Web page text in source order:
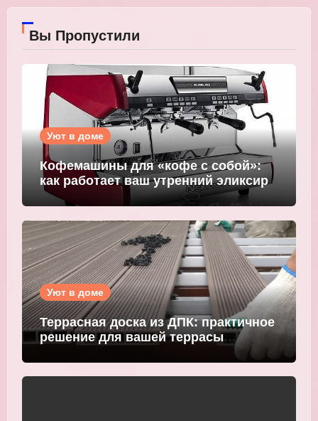
Вы Пропустили
Уют в доме
Кофемашины для «кофе с собой»:
как работает ваш утренний эликсир
Уют в доме
Террасная доска из ДПК: практичное
решение для вашей террасы